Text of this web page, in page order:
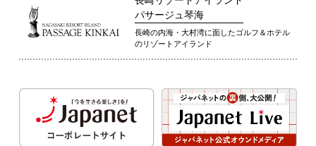
パサージュ琴海
長崎の内海・大村湾に面したゴルフ＆ホテル
のリゾートアイランド